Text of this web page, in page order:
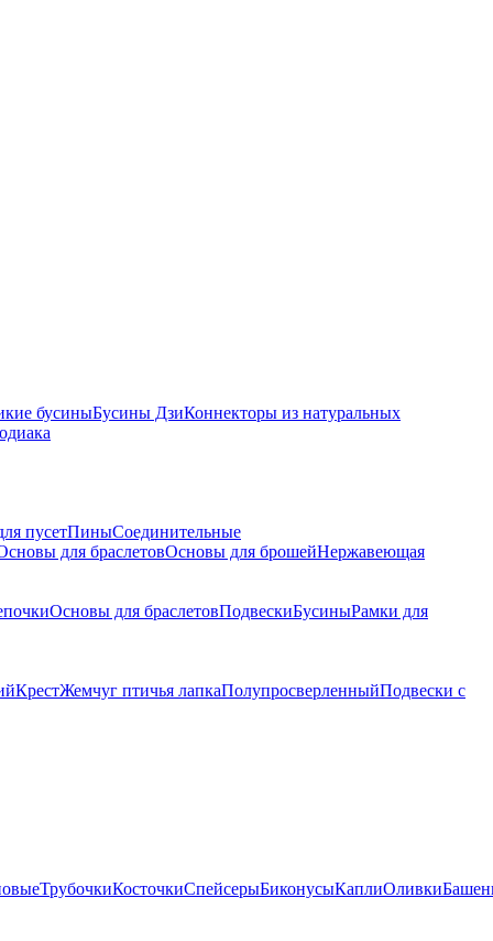
бусиныБусины ДзиКоннекторы из натуральных
пусетПиныСоединительные
для браслетовОсновы для брошейНержавеющая
Основы для браслетовПодвескиБусиныРамки для
КрестЖемчуг птичья лапкаПолупросверленныйПодвески с
ТрубочкиКосточкиСпейсерыБиконусыКаплиОливки